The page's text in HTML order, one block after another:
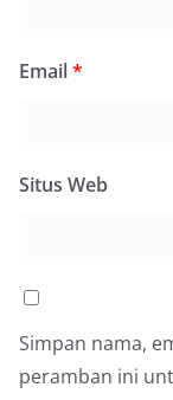
Email*
Situs Web
Simpan nama,
peramban ini